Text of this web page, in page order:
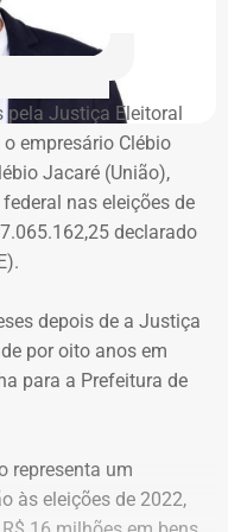
de sofrer quatro
O objetivo da
uma função social
das famílias. Desde
comida. Só o que falta
Queremos fazer
foi cumprido”
do Rio de Janeiro
e lembrou
direito à moradia com
tudo. Quando um
ou
pela Justiça Eleitoral
empresário Clébio
Jacaré (União),
nas eleições de
declarado
depois de a Justiça
por oito anos em
para a Prefeitura de
representa um
às eleições de 2022,